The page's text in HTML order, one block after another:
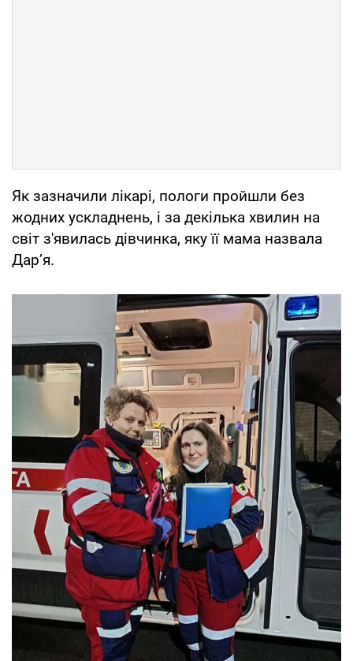
Як зазначили лікарі, пологи пройшли без
жодних ускладнень, і за декілька хвилин на
світ з'явилась дівчинка, яку її мама назвала
Дар’я.